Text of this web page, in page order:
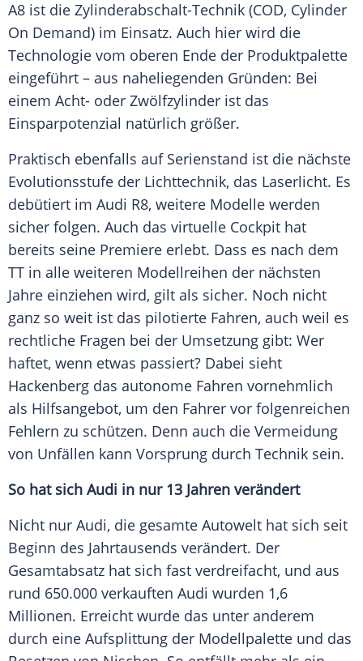
A8 ist die Zylinderabschalt-Technik (COD, Cylinder
On Demand) im Einsatz. Auch hier wird die
Technologie vom oberen Ende der Produktpalette
eingeführt – aus naheliegenden Gründen: Bei
einem Acht- oder Zwölfzylinder ist das
Einsparpotenzial natürlich größer.
Praktisch ebenfalls auf Serienstand ist die nächste
Evolutionsstufe der Lichttechnik, das Laserlicht. Es
debütiert im Audi R8, weitere Modelle werden
sicher folgen. Auch das virtuelle Cockpit hat
bereits seine Premiere erlebt. Dass es nach dem
TT in alle weiteren Modellreihen der nächsten
Jahre einziehen wird, gilt als sicher. Noch nicht
ganz so weit ist das pilotierte Fahren, auch weil es
rechtliche Fragen bei der Umsetzung gibt: Wer
haftet, wenn etwas passiert? Dabei sieht
Hackenberg das autonome Fahren vornehmlich
als Hilfsangebot, um den Fahrer vor folgenreichen
Fehlern zu schützen. Denn auch die Vermeidung
von Unfällen kann Vorsprung durch Technik sein.
So hat sich Audi in nur 13 Jahren verändert
Nicht nur Audi, die gesamte Autowelt hat sich seit
Beginn des Jahrtausends verändert. Der
Gesamtabsatz hat sich fast verdreifacht, und aus
rund 650.000 verkauften Audi wurden 1,6
Millionen. Erreicht wurde das unter anderem
durch eine Aufsplittung der Modellpalette und das